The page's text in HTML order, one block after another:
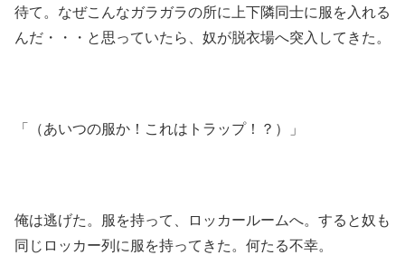
待て。なぜこんなガラガラの所に上下隣同士に服を入れる
んだ・・・と思っていたら、奴が脱衣場へ突入してきた。
「（あいつの服か！これはトラップ！？）」
俺は逃げた。服を持って、ロッカールームへ。すると奴も
同じロッカー列に服を持ってきた。何たる不幸。